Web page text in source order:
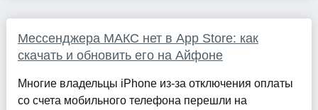
Мессенджера МАКС нет в App Store: как
скачать и обновить его на Айфоне
Многие владельцы iPhone из-за отключения оплаты
со счета мобильного телефона перешли на